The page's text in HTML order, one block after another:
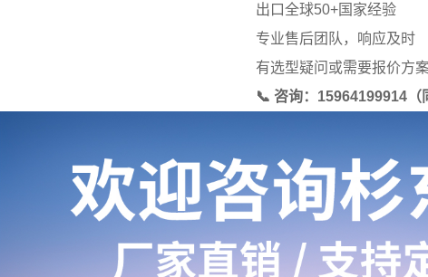
出口全球50+国家经验
专业售后团队，响应及时
有选型疑问或需要报价方
📞 咨询：15964199914（